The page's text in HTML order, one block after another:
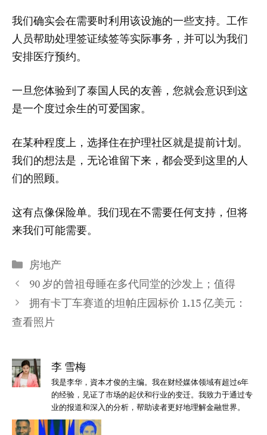
我们确实会在需要时利用该设施的一些支持。工作
人员帮助处理签证续签等实际事务，并可以为我们
安排医疗预约。
一旦您体验到了泰国人民的友善，您就会意识到这
是一个度过余生的可爱国家。
在某种程度上，选择住在护理社区就是提前计划。
我们的想法是，无论谁留下来，都会受到这里的人
们的照顾。
这有点像保险单。我们现在不需要任何支持，但将
来我们可能需要。
分
类
房地产
90 岁的曾祖母睡在多代同堂的沙发上；值得
拥有卡丁车赛道的坦帕庄园标价 1.15 亿美元：
查看照片
李 雪梅
我是李华，資本才俊的主编。我在财经媒体领域有超过6年
的经验，见证了市场的起伏和行业的变迁。我致力于通过专
业的报道和深入的分析，帮助读者更好地理解金融世界。